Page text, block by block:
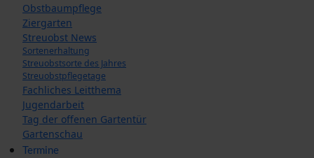
Obstbaumpflege
Ziergarten
Streuobst News
Sortenerhaltung
Streuobstsorte des Jahres
Streuobstpflegetage
Fachliches Leitthema
Jugendarbeit
Tag der offenen Gartentür
Gartenschau
Termine